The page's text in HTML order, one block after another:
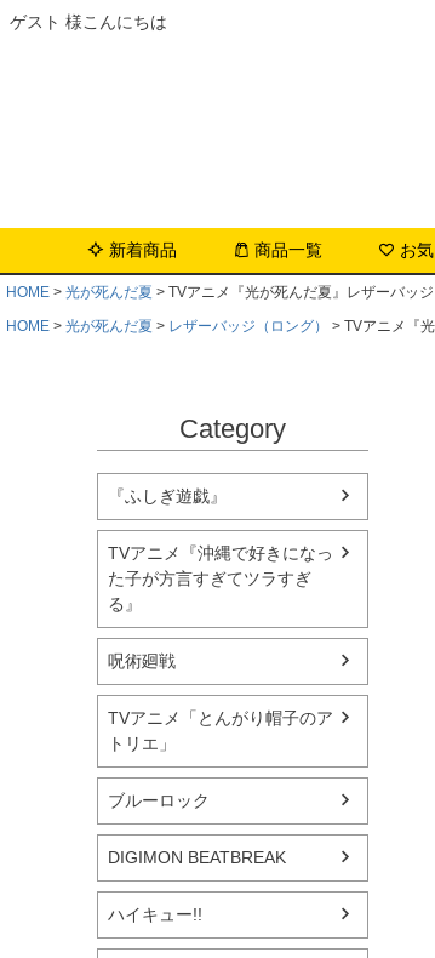
ゲスト 様こんにちは
新着商品 商品一覧 お
HOME 光が死んだ夏
TVアニメ『光が死んだ夏』レザーバッ
HOME
光が死んだ夏 レザーバッジ（ロング） TVアニメ『
Category
『ふしぎ遊戯』
TVアニメ『沖縄で好きになっ
た子が方言すぎてツラすぎ
る』
呪術廻戦
TVアニメ「とんがり帽子のア
トリエ」
ブルーロック
DIGIMON BEATBREAK
ハイキュー!!